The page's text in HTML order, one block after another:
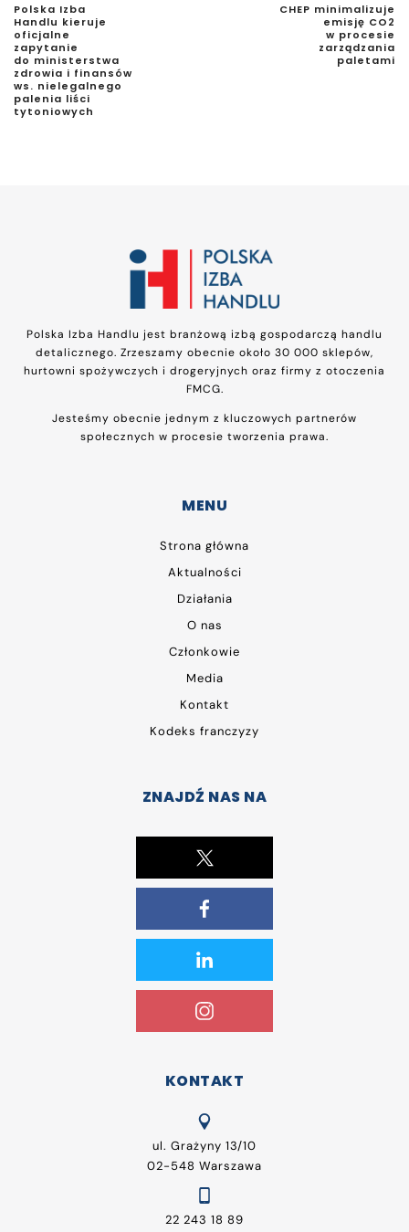
Polska Izba
Handlu kieruje
oficjalne
zapytanie
do ministerstwa
zdrowia i finansów
ws. nielegalnego
palenia liści
tytoniowych
CHEP minimalizuje
emisję CO2
w procesie
zarządzania
paletami
Polska Izba Handlu jest branżową izbą gospodarczą handlu
detalicznego. Zrzeszamy obecnie około 30 000 sklepów,
hurtowni spożywczych i drogeryjnych oraz firmy z otoczenia
FMCG.
Jesteśmy obecnie jednym z kluczowych partnerów
społecznych w procesie tworzenia prawa.
MENU
Strona główna
Aktualności
Działania
O nas
Członkowie
Media
Kontakt
Kodeks franczyzy
ZNAJDŹ NAS NA
KONTAKT
ul. Grażyny 13/10
02-548 Warszawa
22 243 18 89